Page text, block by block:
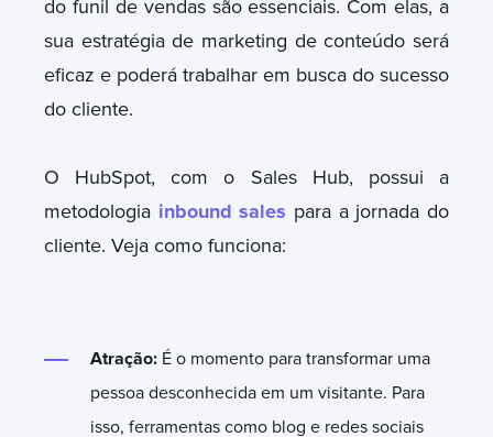
do funil de vendas são essenciais. Com elas, a
sua estratégia de marketing de conteúdo será
eficaz e poderá trabalhar em busca do sucesso
do cliente.
O HubSpot, com o Sales Hub, possui a
metodologia inbound sales para a jornada do
cliente. Veja como funciona:
Atração: É o momento para transformar uma
pessoa desconhecida em um visitante. Para
isso, ferramentas como blog e redes sociais